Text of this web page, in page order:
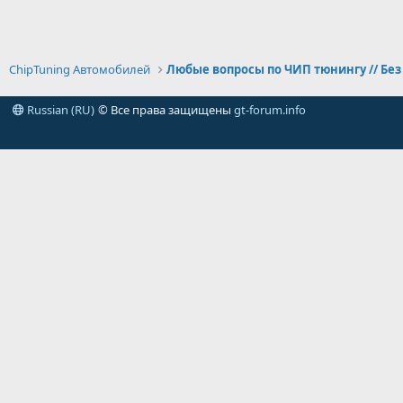
ChipTuning Автомобилей
Russian (RU) © Все права защищены gt-forum.info